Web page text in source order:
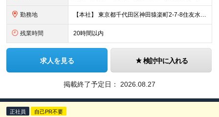
勤務地 【本社】 東京都千代田区神田猿楽町2-7-8住友水道橋ビル3F ※当面の間、転勤はありません ※変更の範囲：上記を除く当社関連勤務地
残業時間 20時間以内
求人を見る 検討中に入れる
掲載終了予定日： 2026.08.27
正社員 自己PR不要